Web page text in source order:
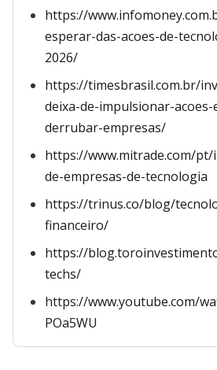
https://
esperar-das-acoes-de-
2026/
https://timesbrasil.com.br/
deixa-de-impulsionar-acoes-
derrubar-empresas/
https://www.mitrade.com/
de-empresas-de-tecnologia
https://trinus.co/blog/
financeiro/
https://
techs/
https://www.youtube.com/
POa5WU